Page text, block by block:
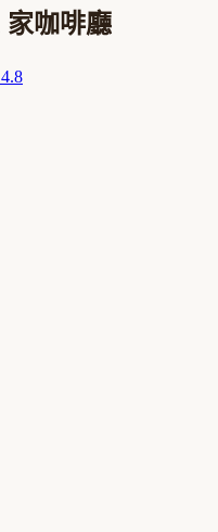
家咖啡廳
4.8